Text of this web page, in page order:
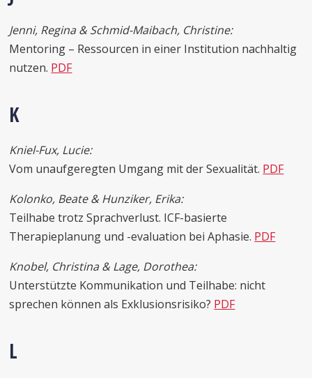
Jenni, Regina & Schmid-Maibach, Christine:
Mentoring – Ressourcen in einer Institution nachhaltig
nutzen. PDF
K
Kniel-Fux, Lucie:
Vom unaufgeregten Umgang mit der Sexualität. PDF
Kolonko, Beate & Hunziker, Erika:
Teilhabe trotz Sprachverlust. ICF-basierte
Therapieplanung und -evaluation bei Aphasie. PDF
Knobel, Christina & Lage, Dorothea:
Unterstützte Kommunikation und Teilhabe: nicht
sprechen können als Exklusionsrisiko? PDF
L